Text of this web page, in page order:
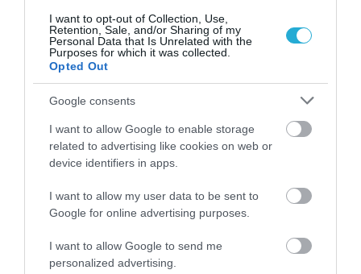
I want to opt-out of Collection, Use,
Retention, Sale, and/or Sharing of my
Personal Data that Is Unrelated with the
Purposes for which it was collected.
Opted Out
Google consents
I want to allow Google to enable storage
related to advertising like cookies on web or
device identifiers in apps.
I want to allow my user data to be sent to
Google for online advertising purposes.
I want to allow Google to send me
personalized advertising.
ΠΕΡΙΣΣΟΤΕΡΑ